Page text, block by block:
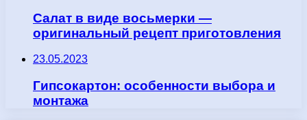
Салат в виде восьмерки —
оригинальный рецепт приготовления
23.05.2023
Гипсокартон: особенности выбора и
монтажа